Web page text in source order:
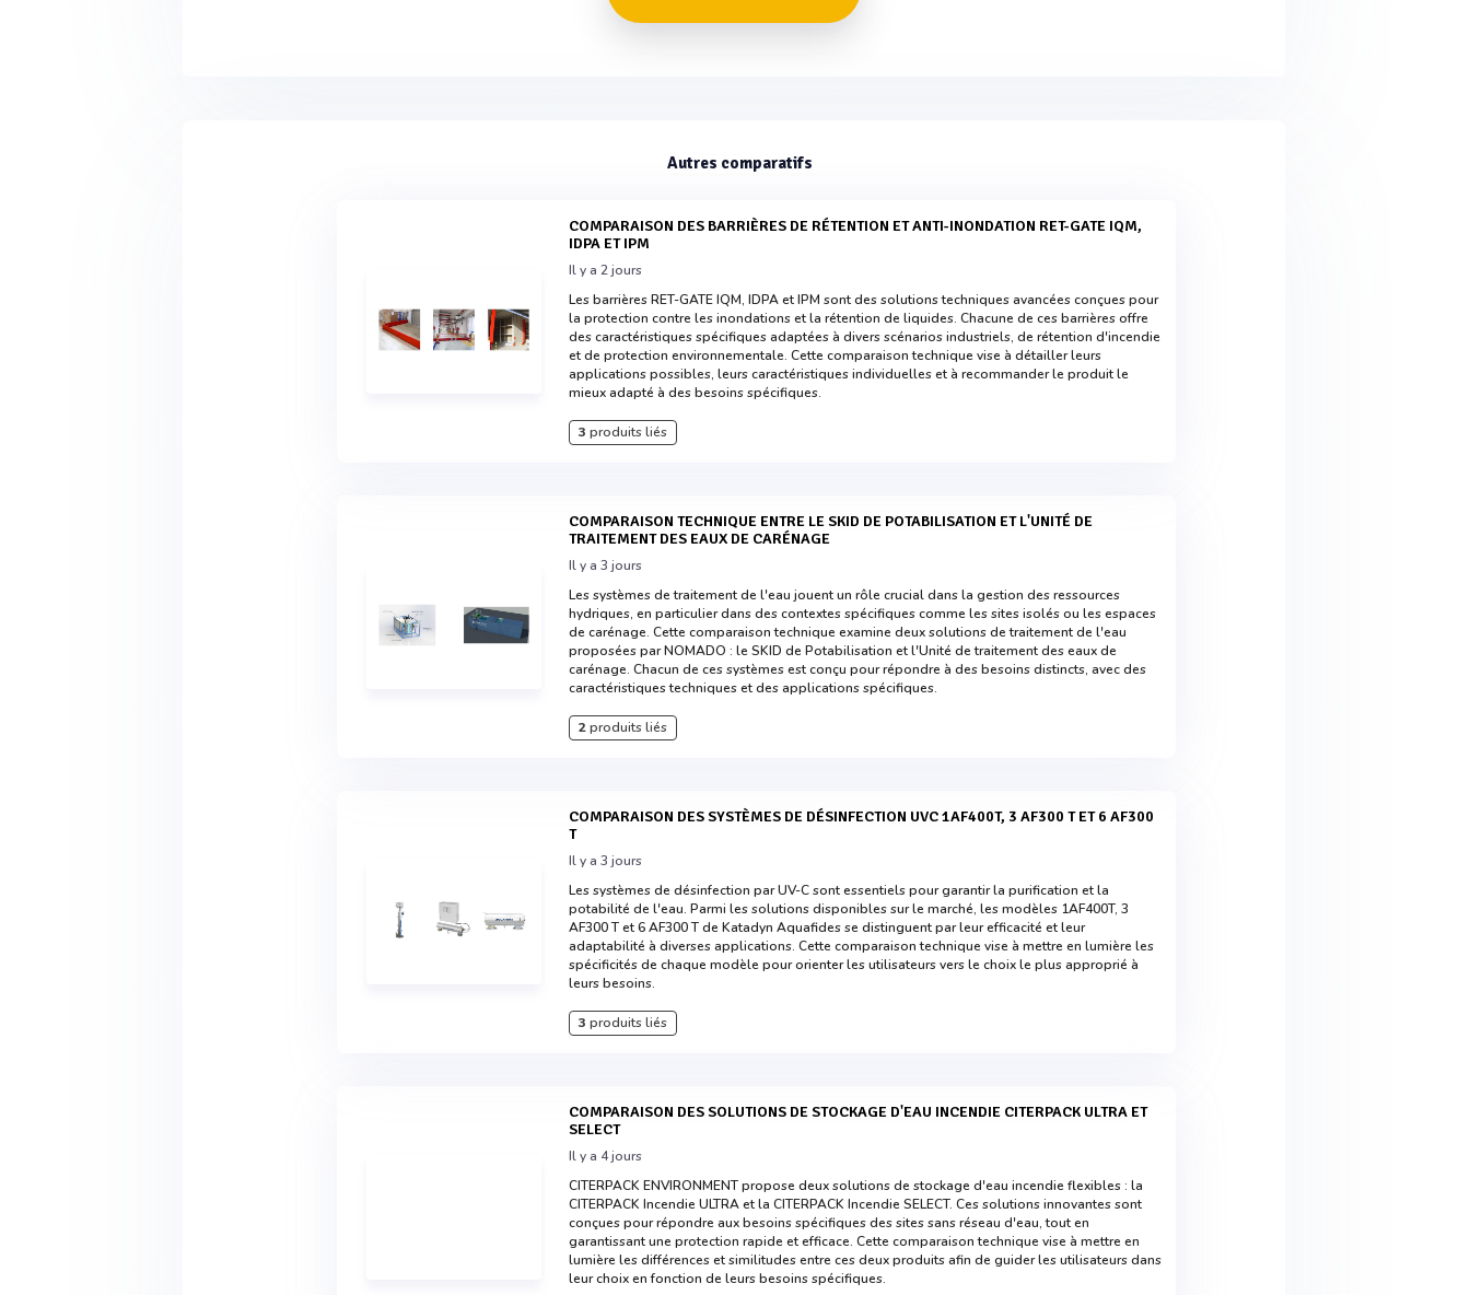
Autres comparatifs
COMPARAISON DES BARRIÈRES DE RÉTENTION ET ANTI-INONDATION RET-GATE IQM,
IDPA ET IPM
Il y a 2 jours
Les barrières RET-GATE IQM, IDPA et IPM sont des solutions techniques avancées conçues pour
la protection contre les inondations et la rétention de liquides. Chacune de ces barrières offre
des caractéristiques spécifiques adaptées à divers scénarios industriels, de rétention d'incendie
et de protection environnementale. Cette comparaison technique vise à détailler leurs
applications possibles, leurs caractéristiques individuelles et à recommander le produit le
mieux adapté à des besoins spécifiques.
3 produits liés
COMPARAISON TECHNIQUE ENTRE LE SKID DE POTABILISATION ET L'UNITÉ DE
TRAITEMENT DES EAUX DE CARÉNAGE
Il y a 3 jours
Les systèmes de traitement de l'eau jouent un rôle crucial dans la gestion des ressources
hydriques, en particulier dans des contextes spécifiques comme les sites isolés ou les espaces
de carénage. Cette comparaison technique examine deux solutions de traitement de l'eau
proposées par NOMADO : le SKID de Potabilisation et l'Unité de traitement des eaux de
carénage. Chacun de ces systèmes est conçu pour répondre à des besoins distincts, avec des
caractéristiques techniques et des applications spécifiques.
2produits liés
COMPARAISON DES SYSTÈMES DE DÉSINFECTION UVC 1AF400T, 3 AF300 T ET 6 AF300
T
Il y a 3 jours
Les systèmes de désinfection par UV-C sont essentiels pour garantir la purification et la
potabilité de l'eau. Parmi les solutions disponibles sur le marché, les modèles 1AF400T, 3
AF300 T et 6 AF300 T de Katadyn Aquafides se distinguent par leur efficacité et leur
adaptabilité à diverses applications. Cette comparaison technique vise à mettre en lumière les
spécificités de chaque modèle pour orienter les utilisateurs vers le choix le plus approprié à
leurs besoins.
3 produits liés
COMPARAISON DES SOLUTIONS DE STOCKAGE D'EAU INCENDIE CITERPACK ULTRA ET
SELECT
Il y a 4 jours
CITERPACK ENVIRONMENT propose deux solutions de stockage d'eau incendie flexibles : la
CITERPACK Incendie ULTRA et la CITERPACK Incendie SELECT. Ces solutions innovantes sont
conçues pour répondre aux besoins spécifiques des sites sans réseau d'eau, tout en
garantissant une protection rapide et efficace. Cette comparaison technique vise à mettre en
lumière les différences et similitudes entre ces deux produits afin de guider les utilisateurs dans
leur choix en fonction de leurs besoins spécifiques.